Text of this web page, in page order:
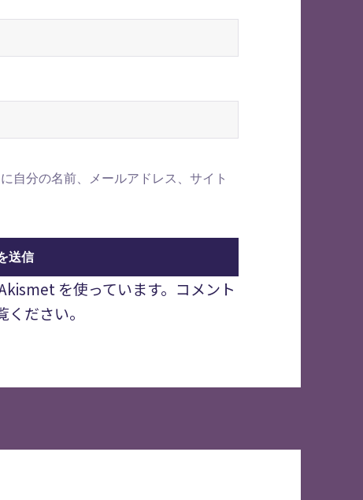
自分の名前、メールアドレス、サイト
を使っています。 コメント
ください。